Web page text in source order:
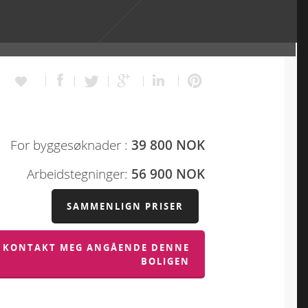
For byggesøknader : 39 800 NOK
Arbeidstegninger: 56 900 NOK
SAMMENLIGN PRISER
KONTAKT MEG ANGÅENDE DENNE
BOLIGEN